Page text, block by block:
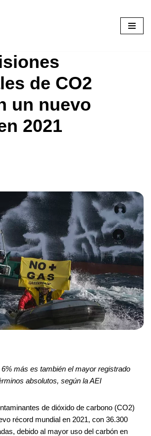
de CO2
un nuevo
2021
más es también el mayor registrado
absolutos, según la AEI
de dióxido de carbono (CO2)
récord mundial en 2021, con 36.300
debido al mayor uso del carbón en